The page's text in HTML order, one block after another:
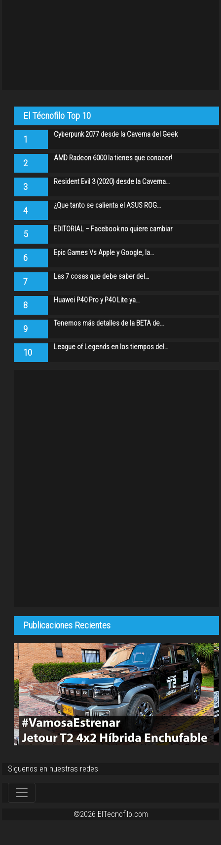
El Técnofilo Top 10
1 Cyberpunk 2077 desde la Caverna del Geek
2 AMD Radeon 6000 la tienes que conocer!
3 Resident Evil 3 (2020) desde la Caverna…
4 ¿Que tanto se calienta el ASUS ROG…
5 EDITORIAL – Facebook no quiere cambiar
6 Epic Games Vs Apple y Google, la…
7 Las 7 cosas que debe saber del…
8 Huawei P40 Pro y P40 Lite ya…
9 Tenemos más detalles de la BETA de…
10 League of Legends en los tiempos del…
Publicaciones Recientes
Siguenos en nuestras redes
©2026 ElTecnofilo.com